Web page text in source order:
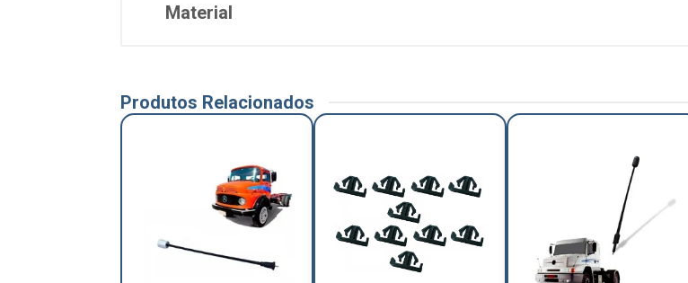
Material
Produtos Relacionados